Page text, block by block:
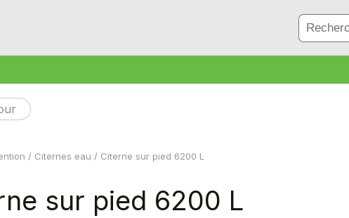
/ Citernes eau / Citerne sur pied 6200 L
sur pied 6200 L